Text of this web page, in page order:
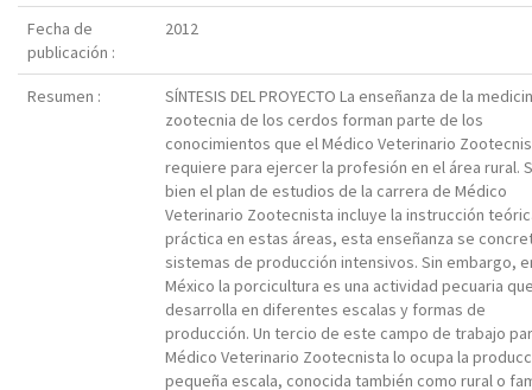
Fecha de
publicación :
2012
Resumen :
SÍNTESIS DEL PROYECTO La enseñanza de la
zootecnia de los cerdos forman parte de los
conocimientos que el Médico Veterinario
requiere para ejercer la profesión en el área rural.
bien el plan de estudios de la carrera de Médico
Veterinario Zootecnista incluye la instrucción
práctica en estas áreas, esta enseñanza se
sistemas de producción intensivos. Sin embargo,
México la porcicultura es una actividad pecuaria
desarrolla en diferentes escalas y formas de
producción. Un tercio de este campo de trabajo
Médico Veterinario Zootecnista lo ocupa la
pequeña escala, conocida también como rural o